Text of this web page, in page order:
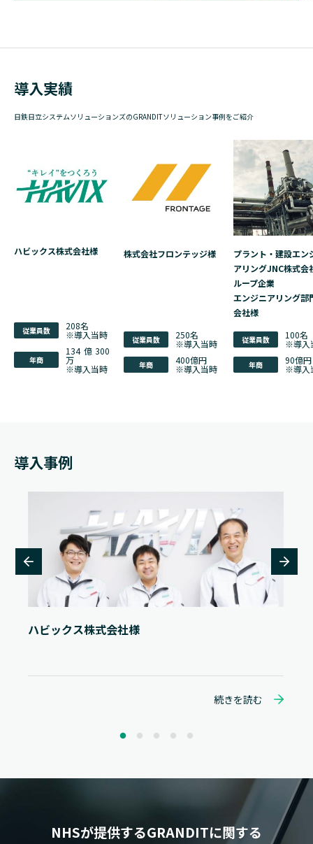
導入実績
日鉄日立システムソリューションズのGRANDITソリューション事例をご紹介
ハビックス株式会社様
従業員数 208名
※導入当時
年商
134億300
万
※導入当時
株式会社フロンテッジ様
従業員数 250名
※導入当時
年商 400億円
※導入当時
プラント・建設エン
アリングJNC株式会
ループ企業
エンジニアリング部
会社様
従業員数 100名
※導入
年商 90億円
※導入
導入事例
ハビックス株式会社様
続きを読む
NHSが提供するGRANDITに関する